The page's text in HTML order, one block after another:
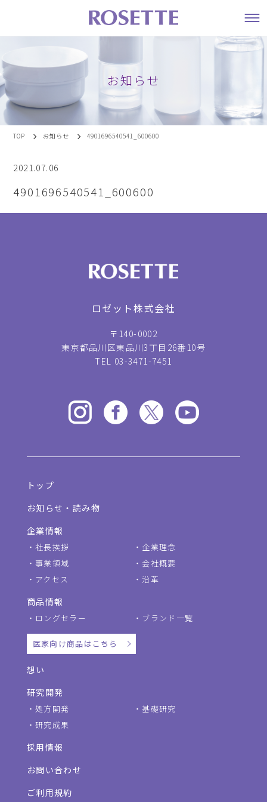
お知らせ
TOP お知らせ 4901696540541_600600
2021.07.06
4901696540541_600600
ロゼット株式会社
〒140-0002
東京都品川区東品川3丁目26番10号
TEL 03-3471-7451
トップ
お知らせ・読み物
企業情報
社長挨拶
企業理念
事業領域
会社概要
アクセス
沿革
商品情報
ロングセラー ブランド一覧
医家向け商品はこちら
想い
研究開発
処方開発
基礎研究
研究成果
採用情報
お問い合わせ
ご利用規約